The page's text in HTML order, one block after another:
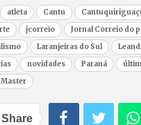
atleta Cantu
jcorreio
Jornal Correio do
Laranjeiras do Sul
novidades Paraná
Share